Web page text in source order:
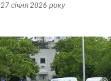
27 січня 2026 року